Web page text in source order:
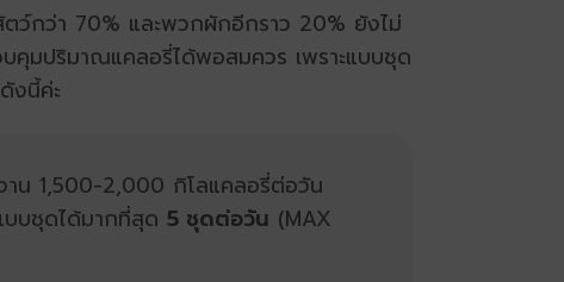
ว์กว่า 70% และพวกผักอีกราว 20% ยังไม่
บคุมปริมาณแคลอรี่ได้พอสมควร เพราะแบบชุด
งนี้ค่ะ
น 1,500-2,000 กิโลแคลอรี่ต่อวัน
บบชุดได้มากที่สุด 5 ชุดต่อวัน (MAX